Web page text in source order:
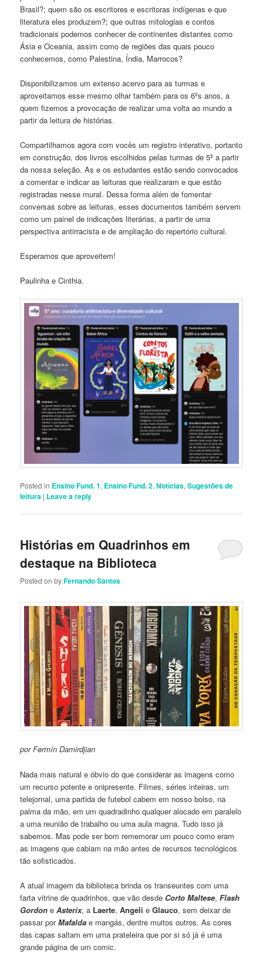
Brasil?; quem são os escritores e escritoras indígenas e que
literatura eles produzem?; que outras mitologias e contos
tradicionais podemos conhecer de continentes distantes como
Ásia e Oceania, assim como de regiões das quais pouco
conhecemos, como Palestina, Índia, Marrocos?
Disponibilizamos um extenso acervo para as turmas e
aproveitamos esse mesmo olhar também para os 6ºs anos, a
quem fizemos a provocação de realizar uma volta ao mundo a
partir da leitura de histórias.
Compartilhamos agora com vocês um registro interativo, portanto
em construção, dos livros escolhidos pelasturmas de 5º a partir
da nossa seleção. As e os estudantes estão sendo convocados
a comentar e indicar as leituras que realizaram e que estão
registradas nesse mural. Dessa forma além de fomentar
conversas sobre as leituras, esses documentos também servem
como um painel de indicações literárias, a partir de uma
perspectiva antirracista e de ampliação do repertório cultural.
Esperamos que aproveitem!
Paulinha e Cinthia.
Posted in Ensino Fund. 1, Ensino Fund. 2,Notícias,Sugestões de
leitura | Leave a reply
Histórias em Quadrinhos em
destaque na Biblioteca
Posted onbyFernando Santos
por Fermín Damirdjian
Nada mais natural e óbvio do que considerar as imagens como
um recurso potente e onipresente. Filmes, séries inteiras, um
telejornal, uma partida de futebol cabem em nosso bolso, na
palma da mão, em um quadradinho qualquer alocado em paralelo
a uma reunião de trabalho ou uma aula magna. Tudo isso já
sabemos. Mas pode ser bom rememorar um pouco como eram
as imagens que cabiam na mão antes de recursos tecnológicos
tão sofisticados.
A atual imagem da biblioteca brinda os transeuntes com uma
farta vitrine de quadrinhos, que vão desde Corto Maltese,Flash
Gordon eAsterix, a Laerte,Angeli eGlauco, sem deixar de
passar porMafalda e mangás, dentre muitos outros. As cores
das capas saltam em uma prateleira que por si só já é uma
grande página de um comic.